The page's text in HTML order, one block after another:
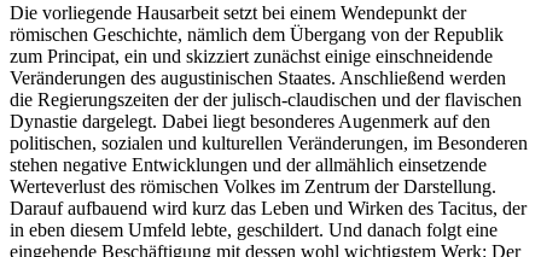
Die vorliegende Hausarbeit setzt bei einem Wendepunkt der
römischen Geschichte, nämlich dem Übergang von der Republik
zum Principat, ein und skizziert zunächst einige einschneidende
Veränderungen des augustinischen Staates. Anschließend werden
die Regierungszeiten der der julisch-claudischen und der flavischen
Dynastie dargelegt. Dabei liegt besonderes Augenmerk auf den
politischen, sozialen und kulturellen Veränderungen, im Besonderen
stehen negative Entwicklungen und der allmählich einsetzende
Werteverlust des römischen Volkes im Zentrum der Darstellung.
Darauf aufbauend wird kurz das Leben und Wirken des Tacitus, der
in eben diesem Umfeld lebte, geschildert. Und danach folgt eine
eingehende Beschäftigung mit dessen wohl wichtigstem Werk: Der